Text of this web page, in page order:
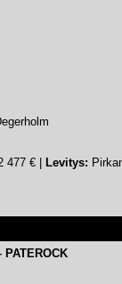
477 € | Levitys:
PATEROCK